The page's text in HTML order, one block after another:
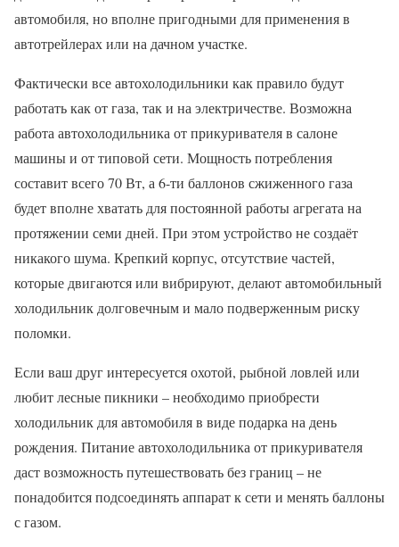
автомобиля, но вполне пригодными для применения в
автотрейлерах или на дачном участке.
Фактически все автохолодильники как правило будут
работать как от газа, так и на электричестве. Возможна
работа автохолодильника от прикуривателя в салоне
машины и от типовой сети. Мощность потребления
составит всего 70 Вт, а 6-ти баллонов сжиженного газа
будет вполне хватать для постоянной работы агрегата на
протяжении семи дней. При этом устройство не создаёт
никакого шума. Крепкий корпус, отсутствие частей,
которые двигаются или вибрируют, делают автомобильный
холодильник долговечным и мало подверженным риску
поломки.
Если ваш друг интересуется охотой, рыбной ловлей или
любит лесные пикники – необходимо приобрести
холодильник для автомобиля в виде подарка на день
рождения. Питание автохолодильника от прикуривателя
даст возможность путешествовать без границ – не
понадобится подсоединять аппарат к сети и менять баллоны
с газом.